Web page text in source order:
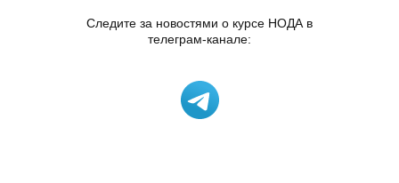
Следите за новостями о курсе НОДА в
телеграм-канале: